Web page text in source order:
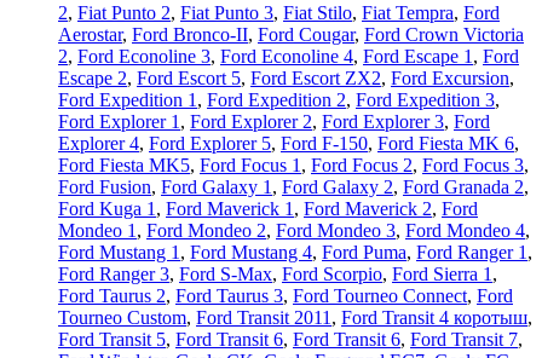
2, Fiat Punto 2, Fiat Punto 3, Fiat Stilo, Fiat Tempra, Ford
Aerostar, Ford Bronco-II, Ford Cougar, Ford Crown Victoria
2, Ford Econoline 3, Ford Econoline 4, Ford Escape 1 , Ford
Escape 2, Ford Escort 5, Ford Escort ZX2, Ford Excursion,
Ford Expedition 1 , Ford Expedition 2, Ford Expedition 3,
Ford Explorer 1 , Ford Explorer 2, Ford Explorer 3, Ford
Explorer 4, Ford Explorer 5, Ford F-150, Ford Fiesta MK 6,
Ford Fiesta MK5, Ford Focus 1 , Ford Focus 2, Ford Focus 3,
Ford Fusion, Ford Galaxy 1 , Ford Galaxy 2, Ford Granada 2,
Ford Kuga 1 , Ford Maverick 1 , Ford Maverick 2, Ford
Mondeo 1 , Ford Mondeo 2, Ford Mondeo 3, Ford Mondeo 4,
Ford Mustang 1 , Ford Mustang 4, Ford Puma, Ford Ranger 1 ,
Ford Ranger 3, Ford S-Max, Ford Scorpio, Ford Sierra 1 ,
Ford Taurus 2, Ford Taurus 3, Ford Tourneo Connect, Ford
Tourneo Custom, Ford Transit 2011 , Ford Transit 4 коротыш,
Ford Transit 5, Ford Transit 6, Ford Transit 6, Ford Transit 7,